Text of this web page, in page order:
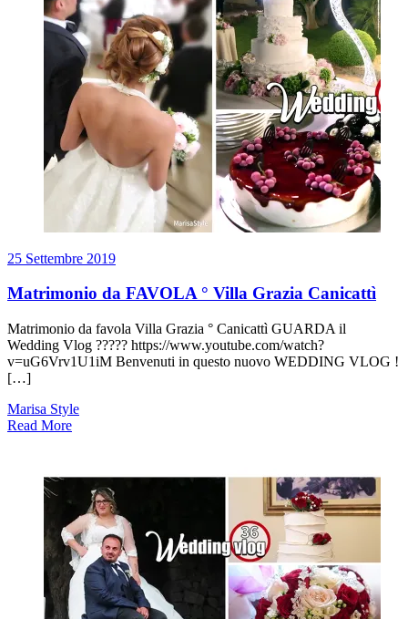
25 Settembre 2019
Matrimonio da FAVOLA ° Villa Grazia Canicattì
Matrimonio da favola Villa Grazia ° Canicattì GUARDA il
Wedding Vlog ????? https://www.youtube.com/watch?
v=uG6Vrv1U1iM Benvenuti in questo nuovo WEDDING VLOG !
[…]
Marisa Style
Read More